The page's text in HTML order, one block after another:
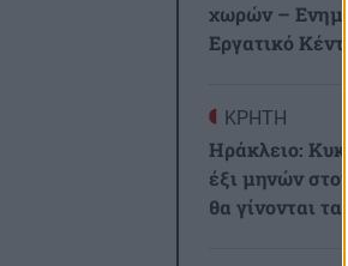
χωρών –
Εργατικό
ΚΡΗΤΗ
Ηράκλειο:
έξι μηνών
θα γίνονται τα